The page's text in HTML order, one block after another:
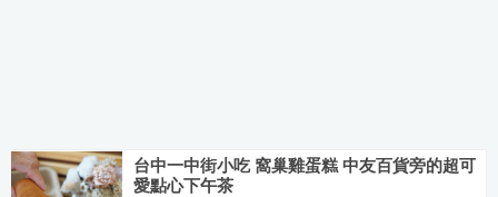
台中一中街小吃 窩巢雞蛋糕 中友百貨旁的超可
愛點心下午茶